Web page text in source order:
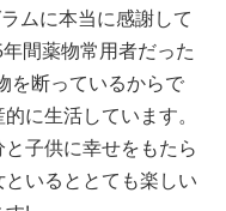
ムに本当に感謝して
間薬物常用者だった
を断っているからで
に生活しています。
子供に幸せをもたら
いるととても楽しい